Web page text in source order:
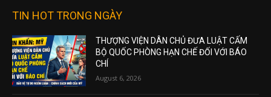
TIN HOT TRONG NGÀY
THƯỢNG VIỆN DÂN CHỦ ĐƯA LUẬT CẤM
BỘ QUỐC PHÒNG HẠN CHẾ ĐỐI VỚI BÁO
CHÍ
August 6, 2026